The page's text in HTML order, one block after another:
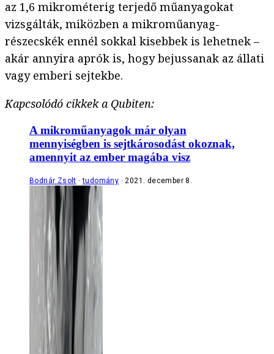
az 1,6 mikrométerig terjedő műanyagokat
vizsgálták, miközben a mikroműanyag-
részecskék ennél sokkal kisebbek is lehetnek –
akár annyira aprók is, hogy bejussanak az állati
vagy emberi sejtekbe.
Kapcsolódó cikkek a Qubiten:
A mikroműanyagok már olyan
mennyiségben is sejtkárosodást okoznak,
amennyit az ember magába visz
Bodnár Zsolt tudomány 2021. december 8.